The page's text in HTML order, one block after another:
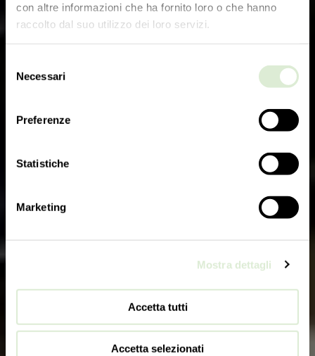
con altre informazioni che ha fornito loro o che hanno
raccolto dal suo utilizzo dei loro servizi.
delNecessari
Preferenze
Statistiche
Marketing
Mostra dettagli
Accetta tutti
Accetta selezionati